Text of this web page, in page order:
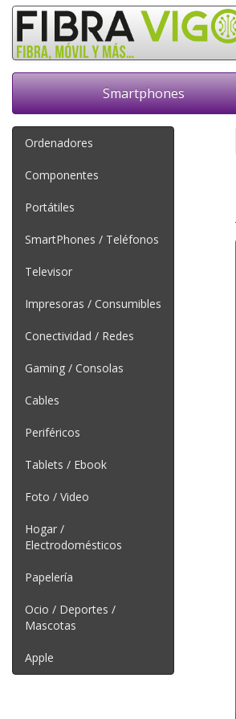
Smartphones
Ordenadores
Componentes
Portátiles
SmartPhones / Teléfonos
Televisor
Impresoras / Consumibles
Conectividad / Redes
Gaming / Consolas
Cables
Periféricos
Tablets / Ebook
Foto / Video
Hogar /
Electrodomésticos
Papelería
Ocio / Deportes /
Mascotas
Apple